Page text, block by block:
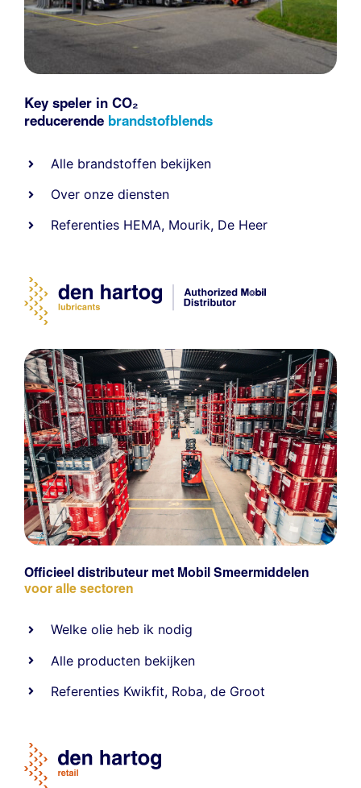
Key speler in CO₂
reducerende brandstofblends
Alle brandstoffen bekijken
Over onze diensten
Referenties HEMA, Mourik, De Heer
Officieel distributeur met Mobil Smeermiddelen
voor alle sectoren
Welke olie heb ik nodig
Alle producten bekijken
Referenties Kwikfit, Roba,de Groot